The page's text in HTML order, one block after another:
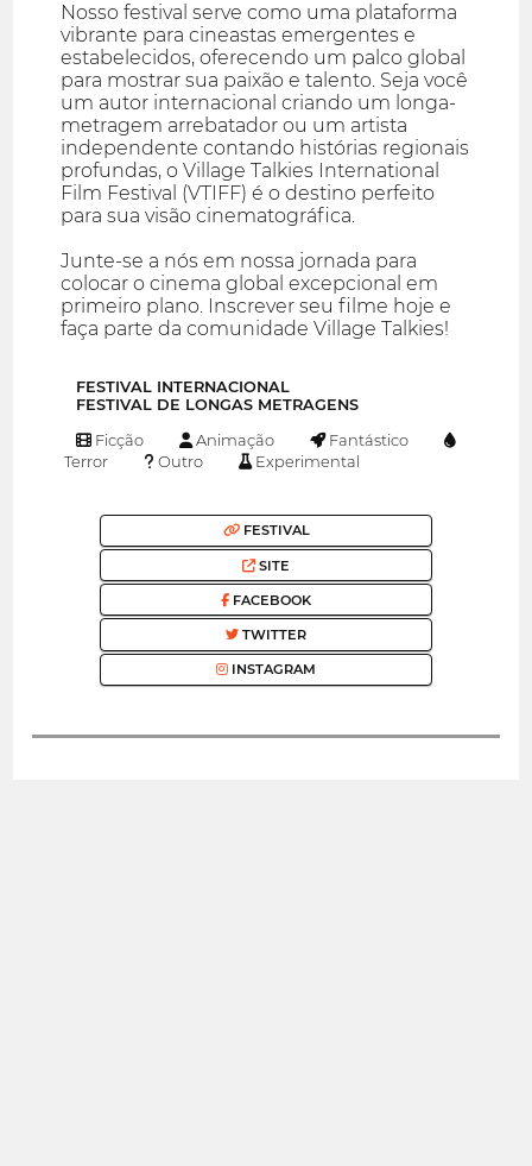
Nosso festival serve como uma plataforma
vibrante para cineastas emergentes e
estabelecidos, oferecendo um palco global
para mostrar sua paixão e talento. Seja você
um autor internacional criando um longa-
metragem arrebatador ou um artista
independente contando histórias regionais
profundas, o Village Talkies International
Film Festival (VTIFF) é o destino perfeito
para sua visão cinematográfica.
Junte-se a nós em nossa jornada para
colocar o cinema global excepcional em
primeiro plano. Inscrever seu filme hoje e
faça parte da comunidade Village Talkies!
FESTIVAL INTERNACIONAL
FESTIVAL DE LONGAS METRAGENS
Ficção Animação
Fantástico
Terror
Outro Experimental
FESTIVAL
SITE
FACEBOOK
TWITTER
INSTAGRAM